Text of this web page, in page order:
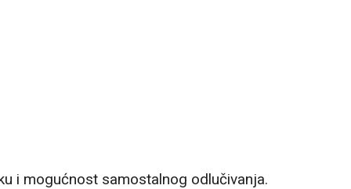
i mogućnost samostalnog odlučivanja.